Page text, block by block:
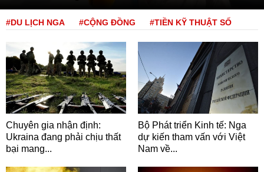
#DU LỊCH NGA #CỘNG ĐỒNG #TIỀN KỸ THUẬT SỐ
Chuyên gia nhận định:
Ukraina đang phải chịu thất
bại mang...
Bộ Phát triển Kinh tế: Nga
dự kiến tham vấn với Việt
Nam về...